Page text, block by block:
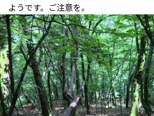
ようです。ご注意を。